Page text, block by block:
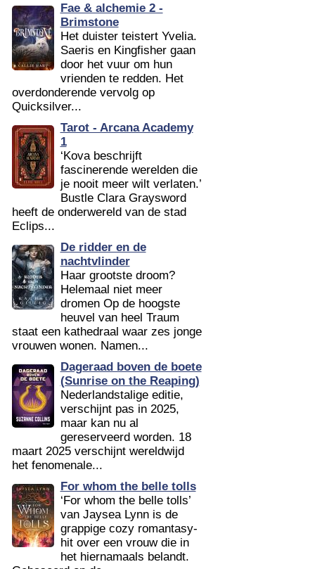
Fae & alchemie 2 -
Brimstone
Het duister teistert Yvelia.
Saeris en Kingfisher gaan
door het vuur om hun
vrienden te redden. Het
overdonderende vervolg op
Quicksilver...
Tarot - Arcana Academy
1
‘Kova beschrijft
fascinerende werelden die
je nooit meer wilt verlaten.’
Bustle Clara Graysword
heeft de onderwereld van de stad
Eclips...
De ridder en de
nachtvlinder
Haar grootste droom?
Helemaal niet meer
dromen Op de hoogste
heuvel van heel Traum
staat een kathedraal waar zes jonge
vrouwen wonen. Namen...
Dageraad boven de boete
(Sunrise on the Reaping)
Nederlandstalige editie,
verschijnt pas in 2025,
maar kan nu al
gereserveerd worden. 18
maart 2025 verschijnt wereldwijd
het fenomenale...
For whom the belle tolls
‘For whom the belle tolls’
van Jaysea Lynn is de
grappige cozy romantasy-
hit over een vrouw die in
het hiernamaals belandt.